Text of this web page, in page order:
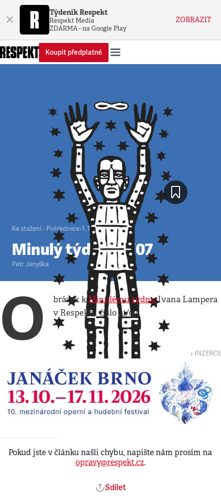
× Týdeník Respekt
Respekt Media
ZDARMA - na Google Play
ZOBRAZIT
Koupit předplatné
Ke stažení - Pohlednice•1. 1. 2000•1minuta
Minulý týden 21/07
Petr Janyška
O brázek kMinulému týdnuIvana Lampera
v Respektu číslo 21/07.
↓ INZERCE
Pokud jste v článku našli chybu, napište nám prosím na
opravy@respekt.cz.
Sdílet